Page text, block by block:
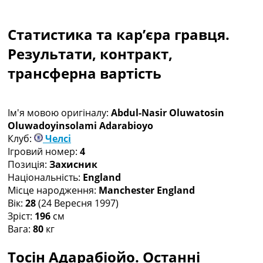
Чемпіонат Світу
Україна. Прем’єр-Ліга
Україна. Перша Ліга
Ліга Чемпіонів
Ще Турніри >>>
Таблиці
Чемпіонат Світу. Турнирні таблиці
Таблиця УПЛ
Перша Ліга
Таблиця АПЛ
Таблиця Ла Ліги
Таблиця Ліги Чемпіонів
Всі таблиці >>>
Рейтинги
Рейтинг клубів УЄФА
Статистика та кар’єра гравця.
Результати, контракт,
трансферна вартість
Ім'я мовою оригіналу: Abdul-Nasir Oluwatosin
Oluwadoyinsolami Adarabioyo
Клуб:
Челсі
Ігровий номер: 4
Позиція: Захисник
Національність: England
Місце народження: Manchester England
Вік: 28(24 Вересня 1997)
Зріст: 196 см
Вага: 80 кг
Тосін Адарабіойо. Останні